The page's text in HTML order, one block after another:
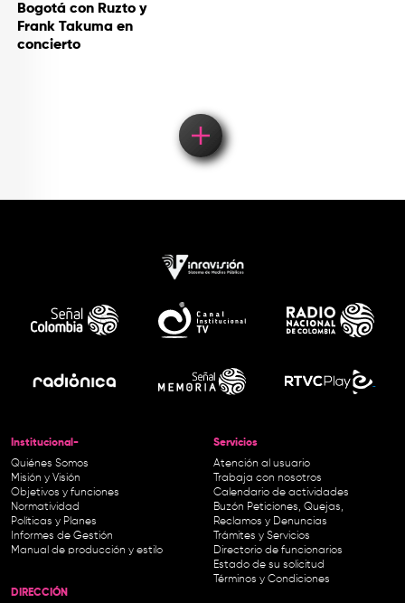
Bogotá con Ruzto y
Frank Takuma en
concierto
Institucional-
Quiénes Somos
Misión y Visión
Objetivos y funciones
Normatividad
Políticas y Planes
Informes de Gestión
Manual de producción y estilo
Servicios
Atención al usuario
Trabaja con nosotros
Calendario de actividades
Buzón Peticiones, Quejas,
Reclamos y Denuncias
Trámites y Servicios
Directorio de funcionarios
Estado de su solicitud
Términos y Condiciones
DIRECCIÓN